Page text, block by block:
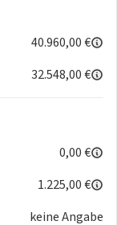
und
werden
Kredit wird
geprüft. Im
40.960,00 €
32.548,00 €
0,00 €
1.225,00 €
keine Angabe